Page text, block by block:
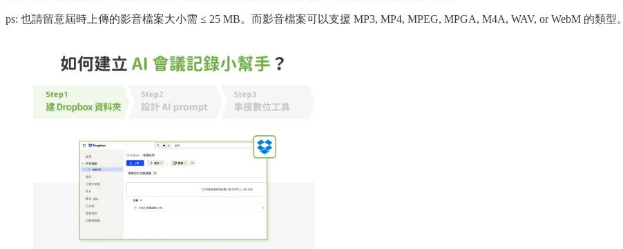
ps: 也請留意屆時上傳的影音檔案大小需 ≤ 25 MB。而影音檔案可以支援 MP3, MP4, MPEG, MPGA, M4A, WAV, or WebM 的類型。